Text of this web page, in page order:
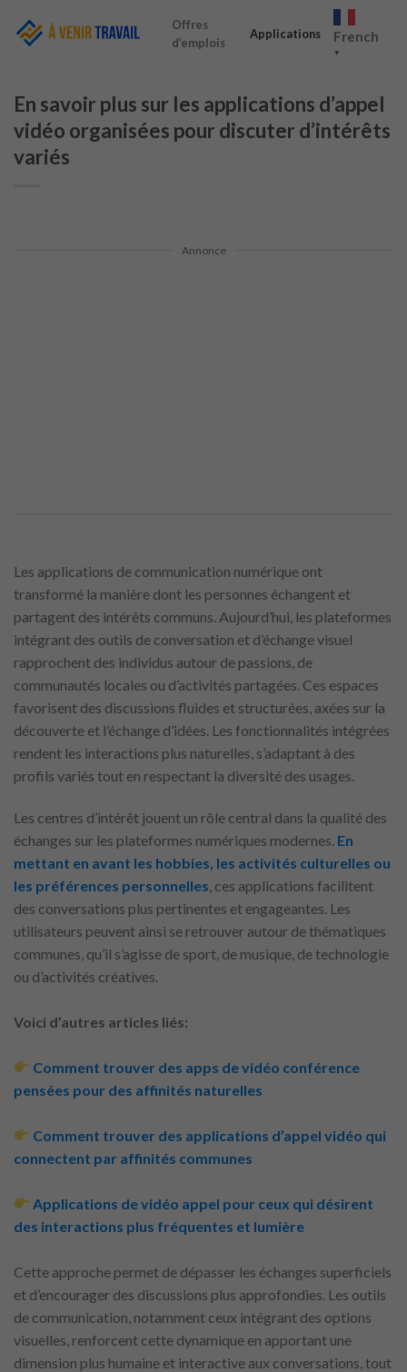
Offres
d’emplois
Applications French
▼
En savoir plus sur les applications d’appel
vidéo organisées pour discuter d’intérêts
variés
Annonce
Les applications de communication numérique ont
transformé la manière dont les personnes échangent et
partagent des intérêts communs. Aujourd’hui, les plateformes
intégrant des outils de conversation et d’échange visuel
rapprochent des individus autour de passions, de
communautés locales ou d’activités partagées. Ces espaces
favorisent des discussions fluides et structurées, axées sur la
découverte et l’échange d’idées. Les fonctionnalités intégrées
rendent les interactions plus naturelles, s’adaptant à des
profils variés tout en respectant la diversité des usages.
Les centres d’intérêt jouent un rôle central dans la qualité des
échanges sur les plateformes numériques modernes. En
mettant en avant les hobbies, les activités culturelles ou
les préférences personnelles , ces applications facilitent
des conversations plus pertinentes et engageantes. Les
utilisateurs peuvent ainsi se retrouver autour de thématiques
communes, qu’il s’agisse de sport, de musique, de technologie
ou d’activités créatives.
Voici d’autres articles liés:
Comment trouver des apps de vidéo conférence
pensées pour des affinités naturelles
Comment trouver des applications d’appel vidéo qui
connectent par affinités communes
Applications de vidéo appel pour ceux qui désirent
des interactions plus fréquentes et lumière
Cette approche permet de dépasser les échanges superficiels
et d’encourager des discussions plus approfondies. Les outils
de communication, notamment ceux intégrant des options
visuelles, renforcent cette dynamique en apportant une
dimension plus humaine et interactive aux conversations, tout